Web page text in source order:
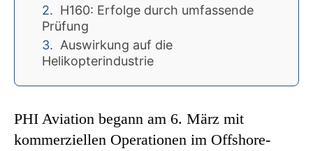
H160: Erfolge durch umfassende
Prüfung
Auswirkung auf die
Helikopterindustrie
PHI Aviation begann am 6. März mit
kommerziellen Operationen im Offshore-